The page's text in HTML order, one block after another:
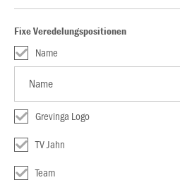
Fixe Veredelungspositionen
Name
Grevinga Logo
TV Jahn
Team